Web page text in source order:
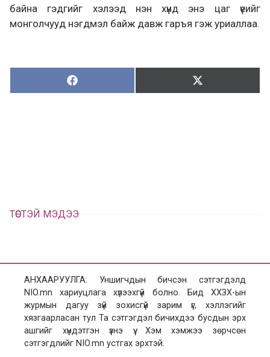
байна гэдгийг хэлээд нэн хүнд энэ цаг үеийг
монголчууд нэгдмэл байж давж гаръя гэж уриаллаа.
Хуваалцах:
Х
у
Түгээх:
Т
ТӨСТЭЙ МЭДЭЭ
АНХААРУУЛГА: Уншигчдын бичсэн сэтгэгдэлд
NIO.mn хариуцлага хүлээхгүй болно. Бид ХХЗХ-ын
журмын дагуу зүй зохисгүй зарим үг, хэллэгийг
хязгаарласан тул Та сэтгэгдэл бичихдээ бусдын эрх
ашгийг хүндэтгэн үзнэ үү. Хэм хэмжээ зөрчсөн
сэтгэгдлийг NIO.mn устгах эрхтэй.